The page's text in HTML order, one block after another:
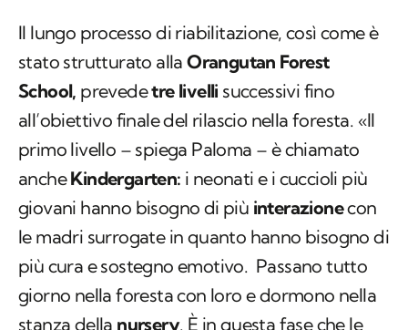
Il lungo processo di riabilitazione, così come è
stato strutturato allaOrangutan Forest
School, prevedetre livelli successivi fino
all’obiettivo finale del rilascio nella foresta. «Il
primo livello – spiega Paloma – è chiamato
ancheKindergarten: i neonati e i cuccioli più
giovani hanno bisogno di più interazionecon
le madri surrogate in quanto hanno bisogno di
più cura e sostegno emotivo. Passano tutto
giorno nella foresta con loro e dormono nella
stanza della nursery. È in questa fase che le